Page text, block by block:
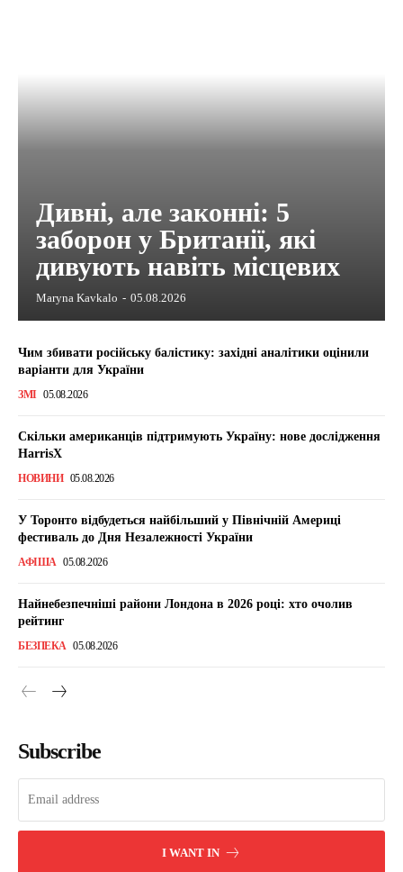
Дивні, але законні: 5
заборон у Британії, які
дивують навіть місцевих
Maryna Kavkalo - 05.08.2026
Чим збивати російську балістику: західні аналітики оцінили
варіанти для України
ЗМІ 05.08.2026
Скільки американців підтримують Україну: нове дослідження
HarrisX
НОВИНИ 05.08.2026
У Торонто відбудеться найбільший у Північній Америці
фестиваль до Дня Незалежності України
АФІША 05.08.2026
Найнебезпечніші райони Лондона в 2026 році: хто очолив
рейтинг
БЕЗПЕКА 05.08.2026
Subscribe
I WANT IN